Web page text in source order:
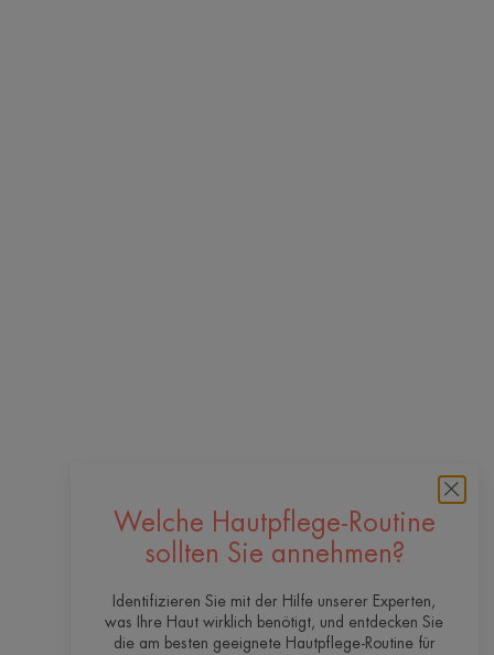
Welche Hautpflege-Routine
sollten Sie annehmen?
Identifizieren Sie mit der Hilfe unserer Experten,
was Ihre Haut wirklich benötigt, und entdecken Sie
die am besten geeignete Hautpflege-Routine für